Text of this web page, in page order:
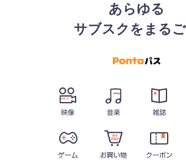
あらゆる
サブスクをまる